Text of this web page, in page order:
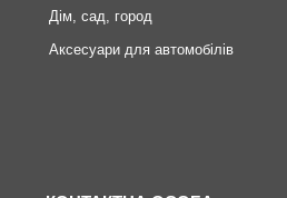
Дім, сад, город
Аксесуари для автомобілів